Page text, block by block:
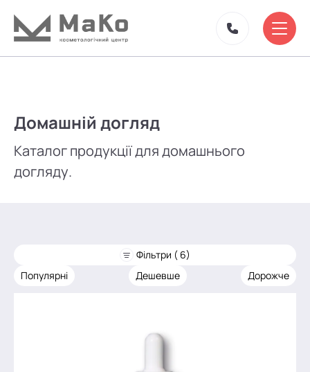
Домашній догляд
Каталог продукції для домашнього
догляду.
Фільтри ( 6)
Популярні
Дешевше Дорожче